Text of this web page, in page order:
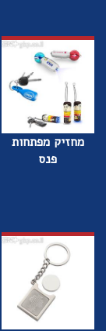
מחזיק מפתחות
פנס